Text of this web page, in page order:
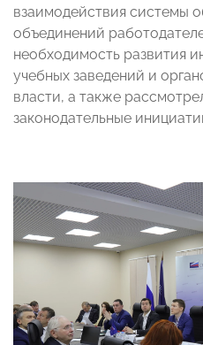
взаимодействия системы
объединений
необходимость развития
учебных заведений и
власти, а также
законодательные